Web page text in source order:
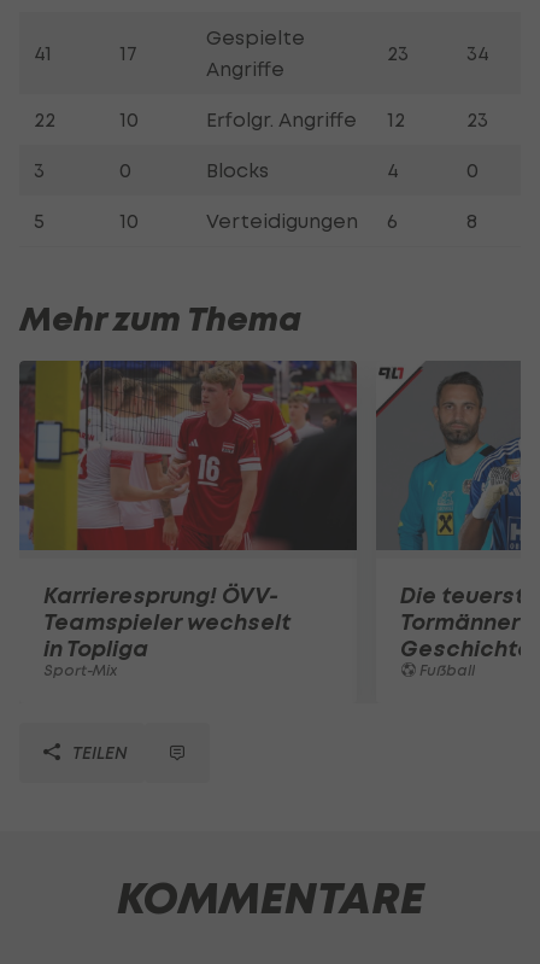
41 17
Gespielte
Angriffe
23 34
22 10 Erfolgr. Angriffe 12 23
3 0 Blocks 4 0
5 10 Verteidigungen 6 8
Mehr zum Thema
Karrieresprung! ÖVV-
Teamspieler wechselt
in Topliga
Sport-Mix
Die
Tormänner
Geschichte
Fußball
TEILEN
KOMMENTARE